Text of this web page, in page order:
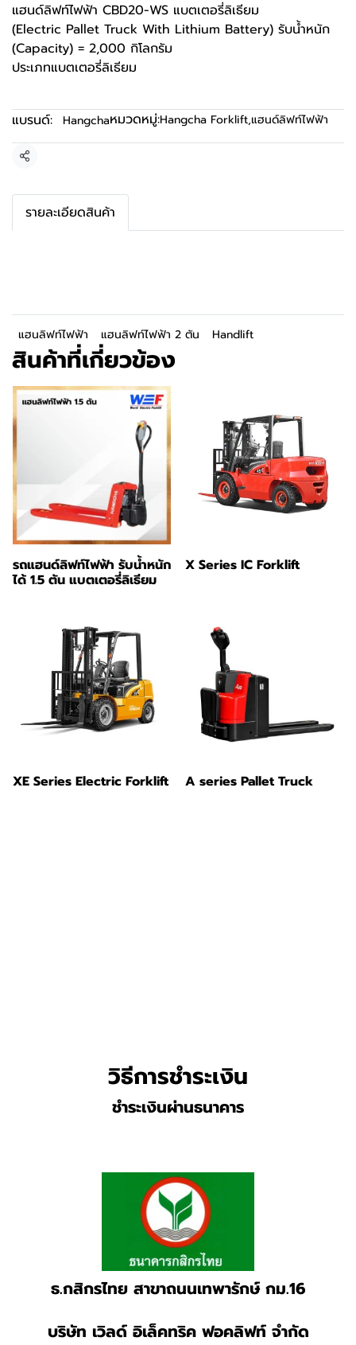
แฮนด์ลิฟท์ไฟฟ้า CBD20-WS แบตเตอรี่ลิเธียม
(Electric Pallet Truck With Lithium Battery) รับน้ำหนัก
(Capacity) = 2,000 กิโลกรัม
ประเภทแบตเตอรี่ลิเธียม
แบรนด์: Hangchaหมวดหมู่:Hangcha Forklift,แฮนด์ลิฟท์ไฟฟ้า
แชร์
รายละเอียดสินค้า
แฮนลิฟท์ไฟฟ้า แฮนลิฟท์ไฟฟ้า 2 ตัน Handlift
สินค้าที่เกี่ยวข้อง
รถแฮนด์ลิฟท์ไฟฟ้า รับน้ำหนัก
ได้ 1.5 ตัน แบตเตอรี่ลิเธียม
X Series IC Forklift
XE Series Electric Forklift A series Pallet Truck
วิธีการชำระเงิน
ชำระเงินผ่านธนาคาร
ธ.กสิกรไทย สาขาถนนเทพารักษ์ กม.16
บริษัท เวิลด์ อิเล็คทริค ฟอคลิฟท์ จำกัด